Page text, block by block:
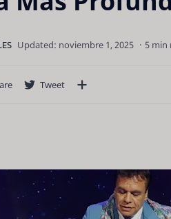
5 min